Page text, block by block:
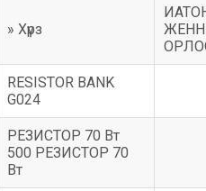
» Хүрз
RESISTOR BANK
G024
РЕЗИСТОР 70 Вт
500 РЕЗИСТОР 70
Вт